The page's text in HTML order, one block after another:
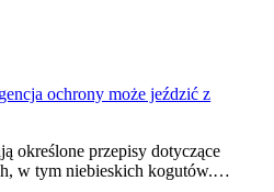
ochrony może jeździć z
określone przepisy dotyczące
w tym niebieskich kogutów.…